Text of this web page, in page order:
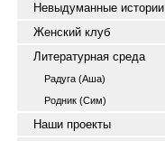
Невыдуманные истории
Женский клуб
Литературная среда
Радуга (Аша)
Родник (Сим)
Наши проекты